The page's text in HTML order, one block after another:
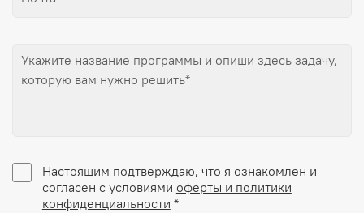
Настоящим подтверждаю, что я ознакомлен и
согласен с условиями оферты и политики
конфиденциальности *